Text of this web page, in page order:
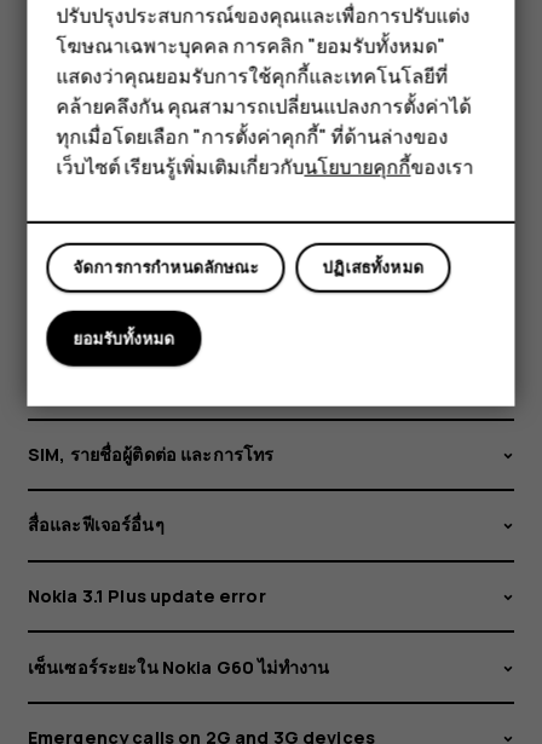
สมาร์ทโฟน
ฟีเจอร์โฟน
อุปกรณ์เสริม
แท็บเล็ต
ปัญหา การสนับสนุน และข้อมูลอุปกรณ์
การตั้งค่าภาษาและอินพุท
เครือข่าย, Wifi และข้อมูลมือถือ
ความปลอดภัยและความเป็นส่วนตัว
ซอฟต์แวร์และการอัปเดต
SIM, รายชื่อผู้ติดต่อ และการโทร
สื่อและฟีเจอร์อื่นๆ
Nokia 3.1 Plus update error
เซ็นเซอร์ระยะใน Nokia G60 ไม่ทำงาน
Emergency calls on 2G and 3G devices
ปรับปรุงประสบการณ์ของคุณและเพื่อการปรับแต่ง
โฆษณาเฉพาะบุคคล การคลิก "ยอมรับทั้งหมด"
แสดงว่าคุณยอมรับการใช้คุกกี้และเทคโนโลยีที่
คล้ายคลึงกัน คุณสามารถเปลี่ยนแปลงการตั้งค่าได้
ทุกเมื่อโดยเลือก "การตั้งค่าคุกกี้" ที่ด้านล่างของ
เว็บไซต์ เรียนรู้เพิ่มเติมเกี่ยวกับนโยบายคุกกี้ของเรา
ปฏิเสธทั้งหมด
จัดการการกำหนดลักษณะ
ยอมรับทั้งหมด